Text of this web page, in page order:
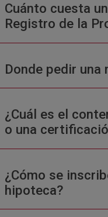
Cuánto cuesta
Registro de la
Donde pedir una
¿Cuál es el
o una
¿Cómo se
hipoteca?